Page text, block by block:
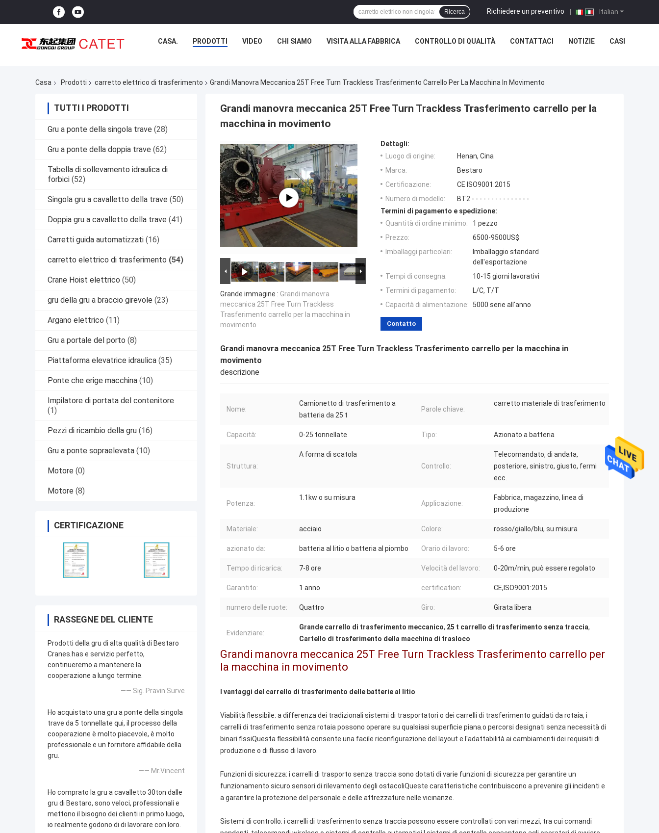
Italian
Richiedere un preventivo |
Ricerca
CASA. PRODOTTI VIDEO CHI SIAMO VISITA ALLA FABBRICA CONTROLLO DI QUALITÀ CONTATTACI NOTIZIE CASI
Casa Prodotti carretto elettrico di trasferimento Grandi Manovra Meccanica 25T Free Turn Trackless Trasferimento Carrello Per La Macchina In Movimento
TUTTI I PRODOTTI
Gru a ponte della singola trave (28)
Gru a ponte della doppia trave (62)
Tabella di sollevamento idraulica di
forbici (52)
Singola gru a cavalletto della trave (50)
Doppia gru a cavalletto della trave (41)
Carretti guida automatizzati (16)
carretto elettrico di trasferimento (54)
Crane Hoist elettrico (50)
gru della gru a braccio girevole (23)
Argano elettrico (11)
Gru a portale del porto (8)
Piattaforma elevatrice idraulica (35)
Ponte che erige macchina (10)
Impilatore di portata del contenitore
(1)
Pezzi di ricambio della gru (16)
Gru a ponte sopraelevata (10)
Motore (0)
Motore (8)
CERTIFICAZIONE
RASSEGNE DEL CLIENTE
Prodotti della gru di alta qualità di Bestaro
Cranes.has e servizio perfetto,
continueremo a mantenere la
cooperazione a lungo termine.
—— Sig. Pravin Surve
Ho acquistato una gru a ponte della singola
trave da 5 tonnellate qui, il processo della
cooperazione è molto piacevole, è molto
professionale e un fornitore affidabile della
gru.
—— Mr.Vincent
Ho comprato la gru a cavalletto 30ton dalle
gru di Bestaro, sono veloci, professionali e
mettono il bisogno dei clienti in primo luogo,
io realmente godono di di lavorare con loro.
Grandi manovra meccanica 25T Free Turn Trackless Trasferimento carrello per la
macchina in movimento
Grande immagine : Grandi manovra
meccanica 25T Free Turn Trackless
Trasferimento carrello per la macchina in
movimento
Dettagli:
Luogo di origine:
Henan, Cina
Marca:
Bestaro
Certificazione:
CE ISO9001:2015
Numero di modello:
BT2 - - - - - - - - - - - - - - -
Termini di pagamento e spedizione:
Quantità di ordine minimo:
1 pezzo
Prezzo:
6500-9500US$
Imballaggi particolari:
Imballaggio standard
dell'esportazione
Tempi di consegna:
10-15 giorni lavorativi
Termini di pagamento:
L/C, T/T
Capacità di alimentazione:
5000 serie all'anno
Contatto
Grandi manovra meccanica 25T Free Turn Trackless Trasferimento carrello per la macchina in
movimento
descrizione
Nome:
Camionetto di trasferimento a
batteria da 25 t
Parole chiave:
carretto materiale di trasferimento
Capacità: 0-25 tonnellate Tipo: Azionato a batteria
Struttura:
A forma di scatola
Controllo:
Telecomandato, di andata,
posteriore, sinistro, giusto, fermi
ecc.
Potenza:
1.1kw o su misura
Applicazione:
Fabbrica, magazzino, linea di
produzione
Materiale: acciaio Colore: rosso/giallo/blu, su misura
azionato da: batteria al litio o batteria al piombo Orario di lavoro: 5-6 ore
Tempo di ricarica: 7-8 ore Velocità del lavoro: 0-20m/min, può essere regolato
Garantito: 1 anno certification: CE,ISO9001:2015
numero delle ruote: Quattro Giro: Girata libera
Evidenziare:
Grande carrello di trasferimento meccanico, 25 t carrello di trasferimento senza traccia,
Cartello di trasferimento della macchina di trasloco
Grandi manovra meccanica 25T Free Turn Trackless Trasferimento carrello per
la macchina in movimento
I vantaggi del carrello di trasferimento delle batterie al litio
Viabilità flessibile: a differenza dei tradizionali sistemi di trasportatori o dei carrelli di trasferimento guidati da rotaia, i
carrelli di trasferimento senza rotaia possono operare su qualsiasi superficie piana.o percorsi designati senza necessità di
binari fissiQuesta flessibilità consente una facile riconfigurazione del layout e l'adattabilità ai cambiamenti dei requisiti di
produzione o di flusso di lavoro.
Funzioni di sicurezza: i carrelli di trasporto senza traccia sono dotati di varie funzioni di sicurezza per garantire un
funzionamento sicuro.sensori di rilevamento degli ostacoliQueste caratteristiche contribuiscono a prevenire gli incidenti e
a garantire la protezione del personale e delle attrezzature nelle vicinanze.
Sistemi di controllo: i carrelli di trasferimento senza traccia possono essere controllati con vari mezzi, tra cui comandi